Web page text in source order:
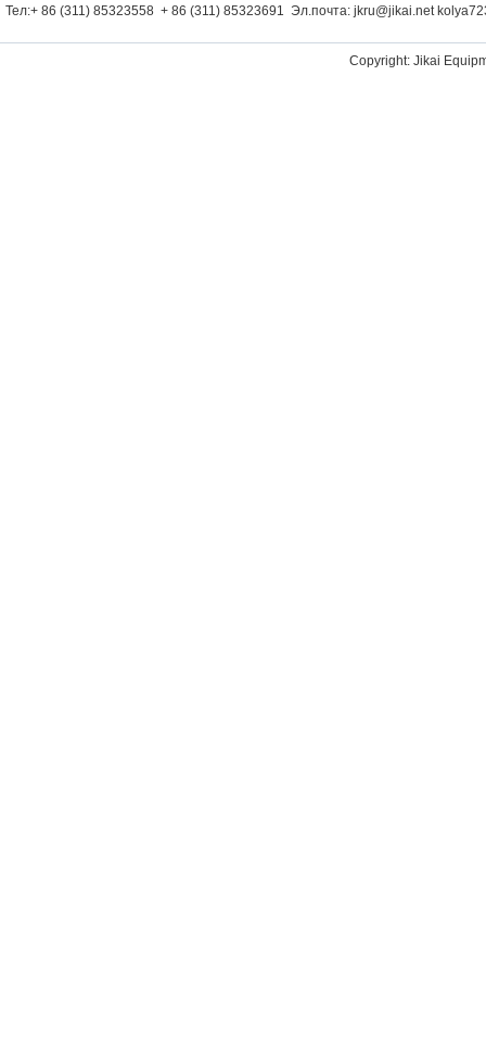
Тел:+ 86 (311) 85323558 + 86 (311) 85323691 Эл.почта: jkru@jikai.net
Copyright: Jikai